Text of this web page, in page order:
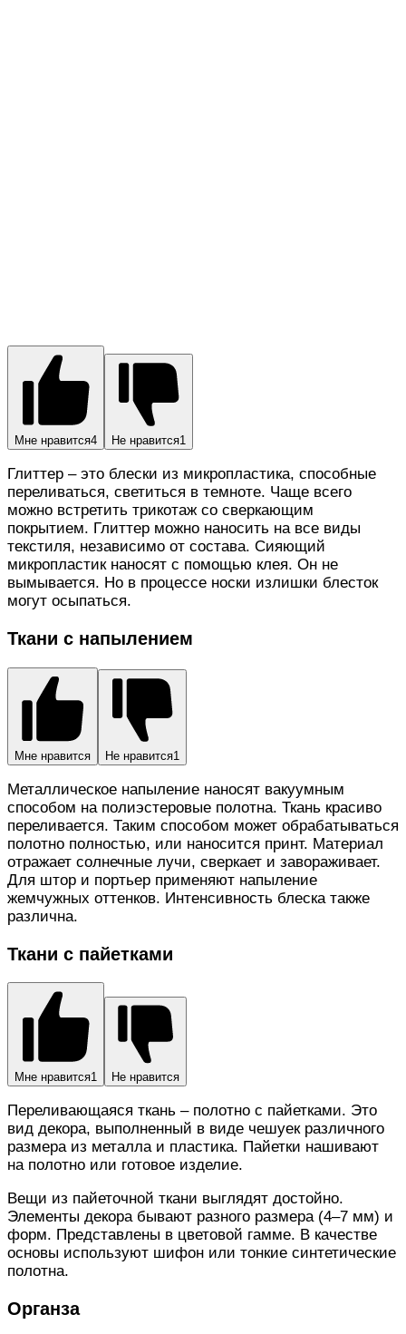
Мне нравится4 Не нравится1
Глиттер – это блески из микропластика, способные
переливаться, светиться в темноте. Чаще всего
можно встретить трикотаж со сверкающим
покрытием. Глиттер можно наносить на все виды
текстиля, независимо от состава. Сияющий
микропластик наносят с помощью клея. Он не
вымывается. Но в процессе носки излишки блесток
могут осыпаться.
Ткани с напылением
Мне нравится Не нравится1
Металлическое напыление наносят вакуумным
способом на полиэстеровые полотна. Ткань красиво
переливается. Таким способом может обрабатываться
полотно полностью, или наносится принт. Материал
отражает солнечные лучи, сверкает и завораживает.
Для штор и портьер применяют напыление
жемчужных оттенков. Интенсивность блеска также
различна.
Ткани с пайетками
Мне нравится1 Не нравится
Переливающаяся ткань – полотно с пайетками. Это
вид декора, выполненный в виде чешуек различного
размера из металла и пластика. Пайетки нашивают
на полотно или готовое изделие.
Вещи из пайеточной ткани выглядят достойно.
Элементы декора бывают разного размера (4–7 мм) и
форм. Представлены в цветовой гамме. В качестве
основы используют шифон или тонкие синтетические
полотна.
Органза